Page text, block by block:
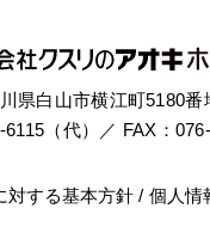
県白山市横江町5180番
（代）／ FAX：076-
対する基本方針 個人情